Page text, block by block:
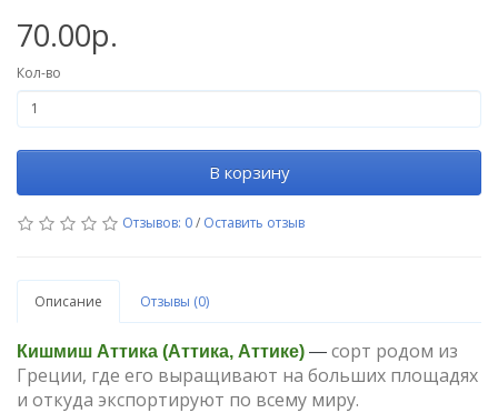
70.00р.
Кол-во
В корзину
Отзывов: 0/ Оставить отзыв
Описание Отзывы (0)
Кишмиш Аттика (Аттика, Аттике) — сорт родом из
Греции, где его выращивают на больших площадях
и откуда экспортируют по всему миру.